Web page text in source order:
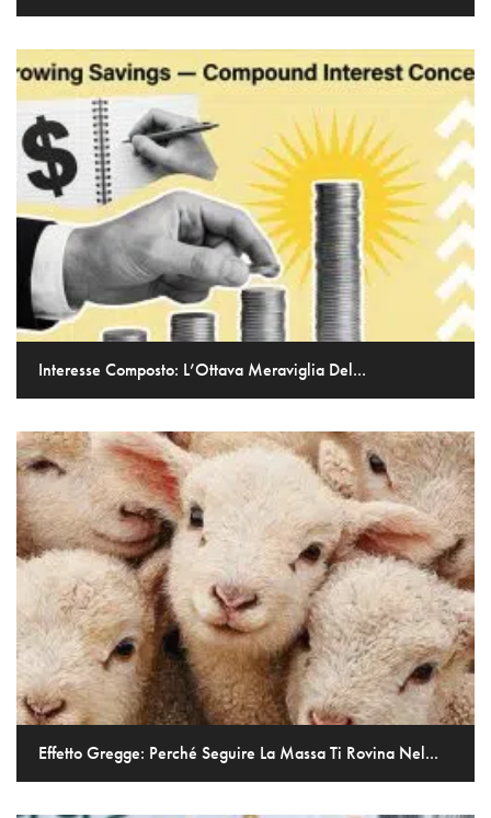
Interesse Composto: L’Ottava Meraviglia Del...
Effetto Gregge: Perché Seguire La Massa Ti Rovina Nel...